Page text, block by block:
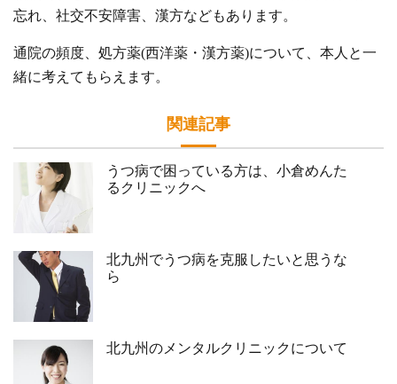
忘れ、社交不安障害、漢方などもあります。
通院の頻度、処方薬(西洋薬・漢方薬)について、本人と一
緒に考えてもらえます。
関連記事
うつ病で困っている方は、小倉めんた
るクリニックへ
北九州でうつ病を克服したいと思うな
ら
北九州のメンタルクリニックについて